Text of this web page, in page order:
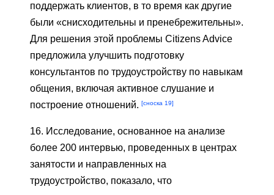
поддержать клиентов, в то время как другие
были «снисходительны и пренебрежительны».
Для решения этой проблемы Citizens Advice
предложила улучшить подготовку
консультантов по трудоустройству по навыкам
общения, включая активное слушание и
построение отношений. [сноска 19]
16. Исследование, основанное на анализе
более 200 интервью, проведенных в центрах
занятости и направленных на
трудоустройство, показало, что